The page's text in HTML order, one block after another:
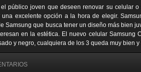
el público joven que deseen renovar su celular
una excelente opción a la hora de elegir.
Samsung que busca tener un diseño más bien
en la estética. El nuevo celular Samsung
y negro, cualquiera de los 3 queda muy bien y